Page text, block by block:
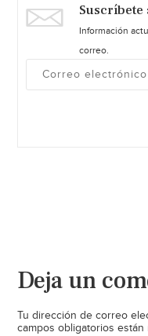
Información
correo.
Deja un
Tu dirección de correo
campos obligatorios están